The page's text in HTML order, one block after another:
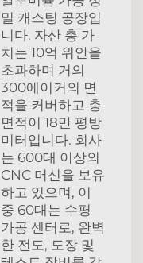
밀 캐스팅 공장입
니다. 자산 총 가
치는 10억 위안을
초과하며 거의
300에이커의 면
적을 커버하고 총
면적이 18만 평방
미터입니다. 회사
는 600대 이상의
CNC 머신을 보유
하고 있으며, 이
중 60대는 수평
가공 센터로, 완벽
한 전도, 도장 및